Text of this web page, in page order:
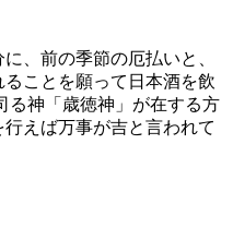
、前の季節の厄払いと、
ことを願って日本酒を飲
る神「歳徳神」が在する方
えば万事が吉と言われて